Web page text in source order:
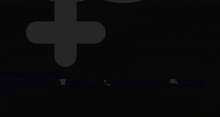
Semillas Regulares
Ofertas Especiales
Mercancías Atencion al cliente
Inicio de
sesión